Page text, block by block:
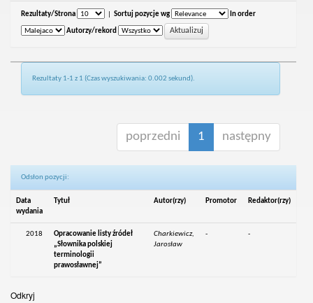
Rezultaty/Strona Sortuj pozycje wg In order
Autorzy/rekord
Rezultaty 1-1 z 1 (Czas wyszukiwania: 0.002 sekund).
poprzedni 1 następny
Odsłon pozycji:
Data
wydania
Tytuł Autor(rzy) Promotor Redaktor(rzy)
2018
Opracowanie listy źródeł
„Słownika polskiej
terminologii
prawosławnej”
Charkiewicz,
Jarosław
- -
Odkryj